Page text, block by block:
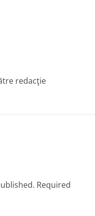
redacţie
Required